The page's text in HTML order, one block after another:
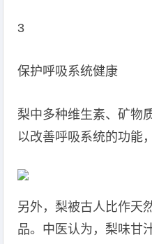
3
保护呼吸系统健康
梨中多种维生素、矿物
以改善呼吸系统的功能
另外，梨被古人比作天
品。中医认为，梨味甘